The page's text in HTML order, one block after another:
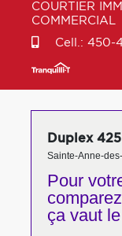
COURTIER
COMMERCIAL
Cell.: 450-
Duplex
Sainte-Anne-
Pour
ça vaut